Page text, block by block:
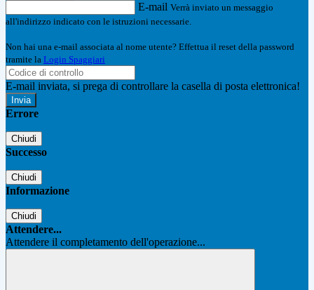
E-mail Verrà inviato un messaggio
all'indirizzo indicato con le istruzioni necessarie.
Non hai una e-mail associata al nome utente? Effettua il reset della password
tramite la Login Spaggiari
E-mail inviata, si prega di controllare la casella di posta elettronica!
Errore
Chiudi
Successo
Chiudi
Informazione
Chiudi
Attendere...
Attendere il completamento dell'operazione...